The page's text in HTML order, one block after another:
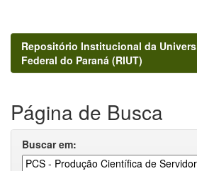
Repositório Institucional da
Federal do Paraná (RIUT)
Página de Busca
Buscar em: